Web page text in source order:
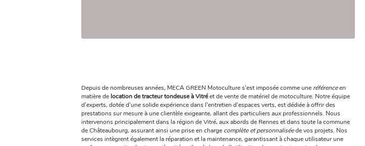
Depuis de nombreuses années, MECA GREEN Motoculture s'est imposée comme une référenceen
matière de location de tracteur tondeuse à Vitréet de vente de matériel de motoculture. Notre équipe
d'experts, dotée d'une solide expérience dans l'entretien d'espaces verts, est dédiée à offrir des
prestations sur mesure à une clientèle exigeante, allant des particuliers aux professionnels. Nous
intervenons principalement dans la région de Vitré, aux abords de Rennes et dans toute la commune
de Châteaubourg, assurant ainsi une prise en charge complète et personnaliséede vos projets. Nos
services intègrent également la réparation et la maintenance, garantissant à chaque utilisateur une